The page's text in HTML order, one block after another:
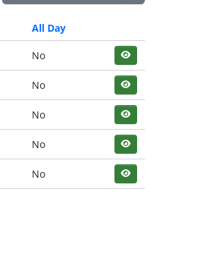
All Day
No
No
No
No
No